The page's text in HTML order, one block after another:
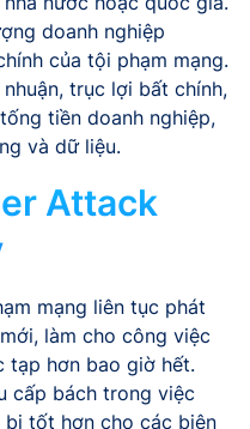
doanh nghiệp
của tội phạm mạng.
trục lợi bất chính,
tiền doanh nghiệp,
và dữ liệu.
Attack
mạng liên tục phát
làm cho công việc
tạp hơn bao giờ hết.
cấp bách trong việc
bị tốt hơn cho các biện